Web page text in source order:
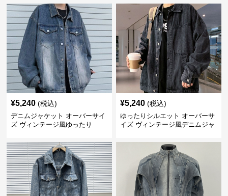
¥5,240 (税込)
デニムジャケット オーバーサイ
ズ ヴィンテージ風ゆったり
¥5,240 (税込)
ゆったりシルエット オーバーサ
イズ ヴィンテージ風デニムジャ